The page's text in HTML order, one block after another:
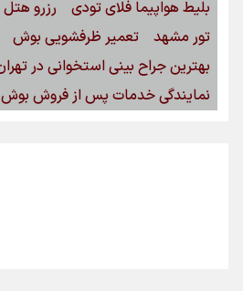
بلیط هواپیما فلای تودی
رزرو
تور مشهد
تعمیر ظرفشویی بوش
بهترین جراح بینی استخوانی در
نمایندگی خدمات پس از فروش بوش